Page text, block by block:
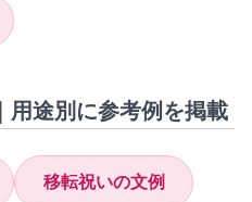
用途別に参考例を掲載
移転祝いの文例